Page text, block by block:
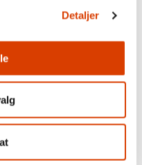
Detaljer
aktiviteter
fra media,
bokmessen. Det åpnes
og etterkant av